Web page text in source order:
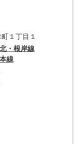
１丁目１
・根岸線
線